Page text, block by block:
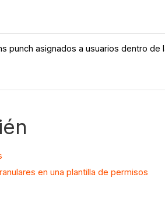
punch asignados a usuarios dentro de
en una plantilla de permisos